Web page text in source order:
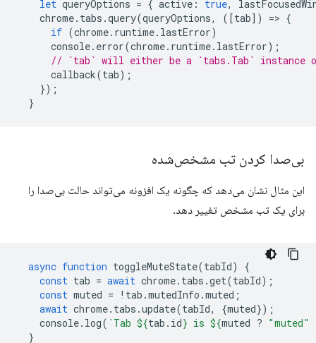
let queryOptions = { active : true,
chrome. tabs .query(queryOptions, ([tab]) => {
if (chrome. runtime. lastError)
console. error(chrome. runtime. lastError);
// `tab` will either be a `tabs.Tab` instance
callback(tab);
});
}
بی‌صدا کردن تب مشخص‌شده
این مثال نشان می‌دهد که چگونه یک افزونه می‌تواند حالت بی‌صدا را
برای یک تب مشخص تغییر دهد.
async function toggleMuteState(tabId)
{
const tab = await chrome. tabs .get(tabId);
const muted = ! tab .mutedInfo .muted ;
await chrome. tabs .update(tabId, {muted});
console. log( `Tab ${tab . id} is ${muted ? "muted"
}